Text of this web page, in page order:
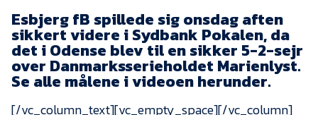
Kontakt
Job i EfB
Presse
Esbjerg fB spillede sig onsdag aften
sikkert videre i Sydbank Pokalen, da
det i Odense blev til en sikker 5-2-sejr
over Danmarksserieholdet Marienlyst.
Se alle målene i videoen herunder.
[/vc_column_text][vc_empty_space][/vc_column]